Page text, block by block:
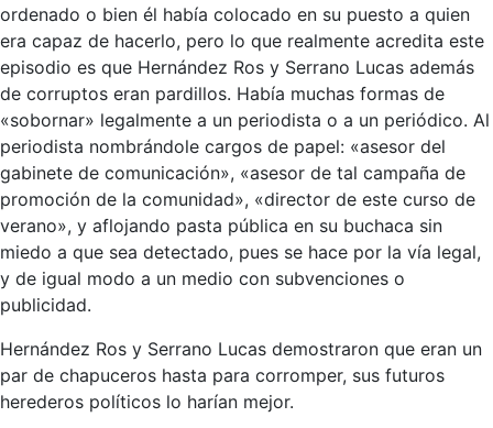
ordenado o bien él había colocado en su puesto a quien
era capaz de hacerlo, pero lo que realmente acredita este
episodio es que Hernández Ros y Serrano Lucas además
de corruptos eran pardillos. Había muchas formas de
«sobornar» legalmente a un periodista o a un periódico. Al
periodista nombrándole cargos de papel: «asesor del
gabinete de comunicación», «asesor de tal campaña de
promoción de la comunidad», «director de este curso de
verano», y aflojando pasta pública en su buchaca sin
miedo a que sea detectado, pues se hace por la vía legal,
y de igual modo a un medio con subvenciones o
publicidad.
Hernández Ros y Serrano Lucas demostraron que eran un
par de chapuceros hasta para corromper, sus futuros
herederos políticos lo harían mejor.